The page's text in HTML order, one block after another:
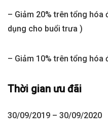
– Giảm 20% trên tổng hóa
dụng cho buổi trưa )
– Giảm 10% trên tổng hóa
Thời gian ưu đãi
30/09/2019 – 30/09/2020